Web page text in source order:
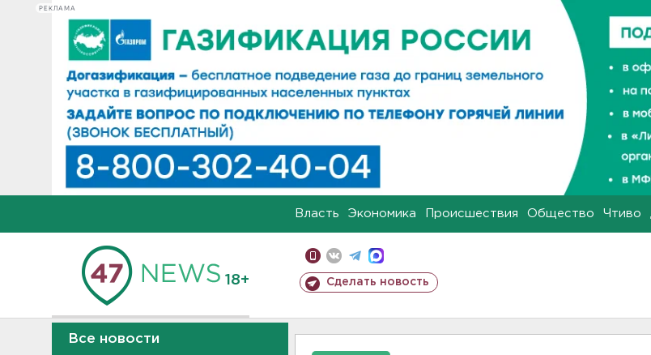
РЕКЛАМА
Власть Экономика Происшествия Общество Чтиво
18+ Сделать новость
Все новости